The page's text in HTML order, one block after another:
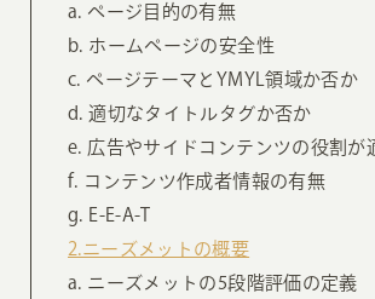
a. ページ目的の有無
b. ホームページの安全性
c. ページテーマとYMYL領域か否か
d. 適切なタイトルタグか否か
e. 広告やサイドコンテンツの役割が
f. コンテンツ作成者情報の有無
g. E-E-A-T
2.ニーズメットの概要
a. ニーズメットの5段階評価の定義